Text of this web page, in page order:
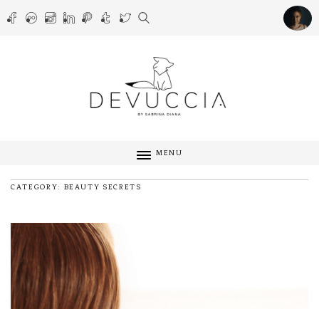
MENU
CATEGORY: BEAUTY SECRETS